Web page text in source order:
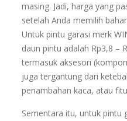
masing. Jadi, harga yang
setelah Anda memilih
Untuk pintu garasi merk
daun pintu adalah Rp3,8 –
termasuk aksesori
juga tergantung dari
penambahan kaca, atau
Sementara itu, untuk pintu